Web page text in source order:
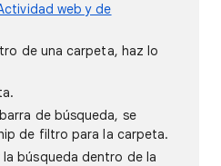
web y de
de una carpeta, haz lo
de búsqueda, se
de filtro para la carpeta.
la búsqueda dentro de la